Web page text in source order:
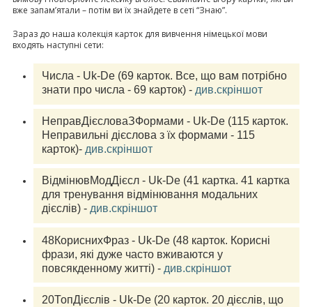
вже запам’ятали – потім ви їх знайдете в сеті “Знаю”.
Зараз до наша колекція карток для вивчення німецької мови
входять наступні сети:
Числа - Uk-De (69 карток. Все, що вам потрібно
знати про числа - 69 карток) - див.скріншот
НеправДієсловаЗФормами - Uk-De (115 карток.
Неправильні дієслова з їх формами - 115
карток)- див.скріншот
ВідмінювМодДієсл - Uk-De (41 картка. 41 картка
для тренування відмінювання модальних
дієслів) - див.скріншот
48КориснихФраз - Uk-De (48 карток. Корисні
фрази, які дуже часто вживаются у
повсякденному житті) - див.скріншот
20ТопДієслів - Uk-De (20 карток. 20 дієслів, що